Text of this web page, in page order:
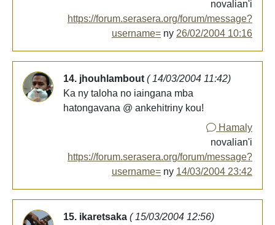
novalian'i
https://forum.serasera.org/forum/message?
username= ny 26/02/2004 10:16
14. jhouhlambout ( 14/03/2004 11:42)
Ka ny taloha no iaingana mba
hatongavana @ ankehitriny kou!
Hamaly
novalian'i
https://forum.serasera.org/forum/message?
username= ny 14/03/2004 23:42
15. ikaretsaka ( 15/03/2004 12:56)